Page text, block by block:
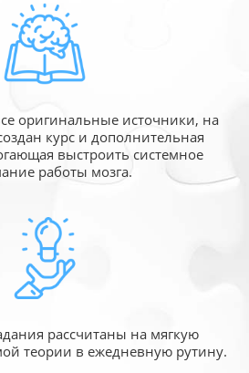
оригинальные источники, на
курс и дополнительная
выстроить системное
работы мозга.
рассчитаны на мягкую
теории в ежедневную рутину.